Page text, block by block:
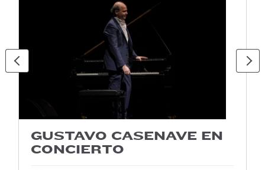
GUSTAVO CASENAVE EN
CONCIERTO